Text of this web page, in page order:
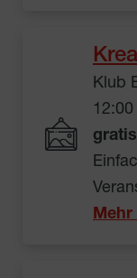
Klub
12:00
gratis
Mehr